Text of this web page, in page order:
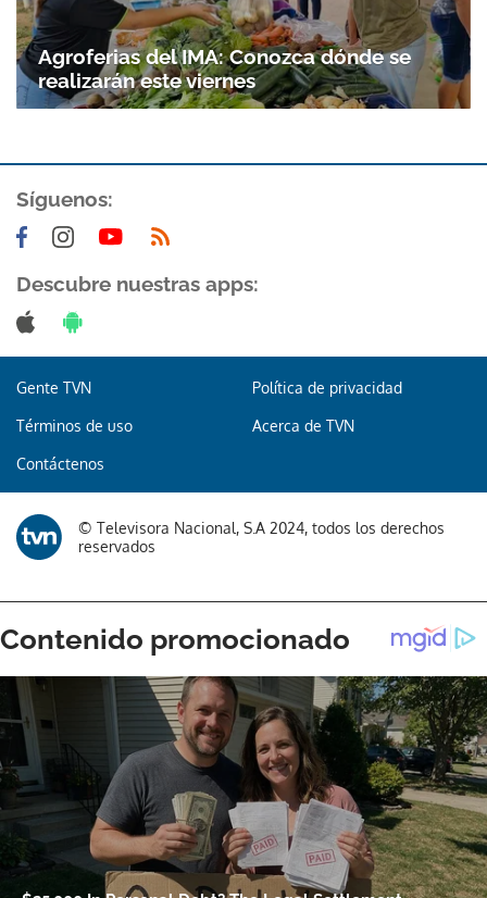
Agroferias del IMA: Conozca dónde se
realizarán este viernes
Síguenos:
Descubre nuestras apps:
Gente TVN Política de privacidad
Términos de uso Acerca de TVN
Contáctenos
© Televisora Nacional, S.A 2024, todos los derechos
reservados